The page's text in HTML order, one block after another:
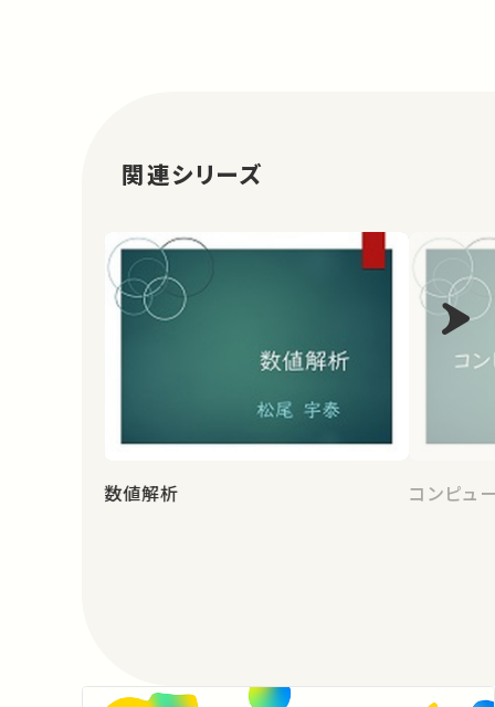
関連シリーズ
数値解析 コンピュ